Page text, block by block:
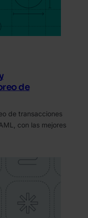
de
de transacciones
con las mejores